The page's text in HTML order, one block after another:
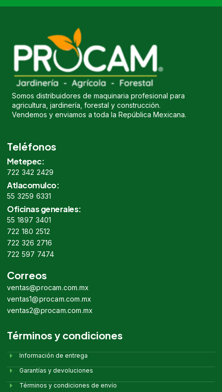
Somos distribuidores de maquinaria profesional para
agricultura, jardinería, forestal y construcción.
Vendemos y enviamos a toda la República Mexicana.
Teléfonos
Metepec:
722 342 2429
Atlacomulco:
55 3259 6331
Oficinas generales:
55 1897 3401
722 180 2512
722 326 2716
722 597 7474
Correos
ventas@procam.com.mx
ventas1@procam.com.mx
ventas2@procam.com.mx
Términos y condiciones
Información de entrega
Garantías y devoluciones
Términos y condiciones de envío